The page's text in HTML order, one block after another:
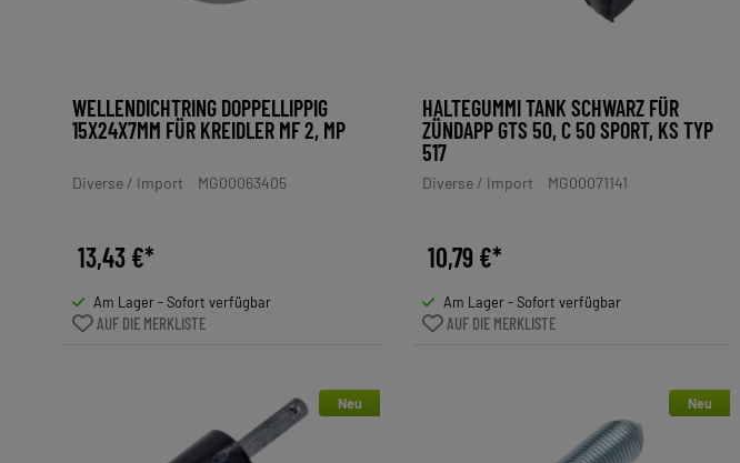
WELLENDICHTRING DOPPELLIPPIG
15X24X7MM FÜR KREIDLER MF 2, MP
Diverse / Import MG00063405
13,43 €*
Am Lager - Sofort verfügbar
AUF DIE MERKLISTE
HALTEGUMMI TANK SCHWARZ FÜR
ZÜNDAPP GTS 50, C 50 SPORT, KS TYP
517
Diverse / Import MG00071141
10,79 €*
Am Lager - Sofort verfügbar
AUF DIE MERKLISTE
Neu Neu